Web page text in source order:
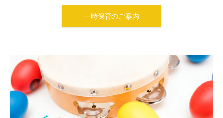
一時保育のご案内